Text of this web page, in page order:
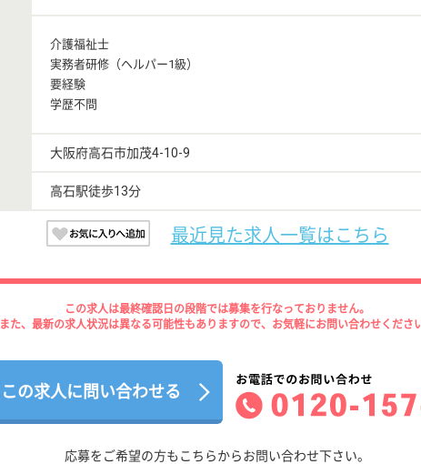
介護福祉士
実務者研修（ヘルパー1級）
要経験
学歴不問
大阪府高石市加茂4-10-9
高石駅徒歩13分
最近見た求人一覧はこちら
この求人は最終確認日の段階では募集を行なっておりません。
また、最新の求人状況は異なる可能性もありますので、お気軽にお問い合わせくださ
この求人に問い合わせる
応募をご希望の方もこちらからお問い合わせ下さい。